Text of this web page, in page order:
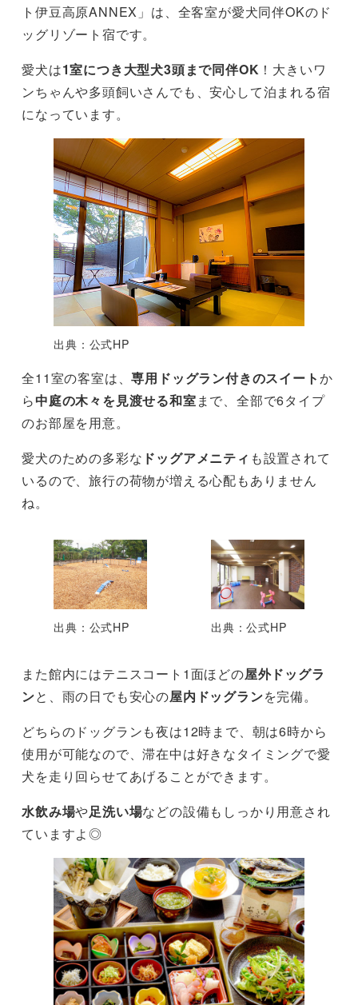
ト伊豆高原ANNEX」は、全客室が愛犬同伴OKのド
ッグリゾート宿です。
愛犬は1室につき大型犬3頭まで同伴OK ！大きいワ
ンちゃんや多頭飼いさんでも、安心して泊まれる宿
になっています。
出典：公式HP
全11室の客室は、専用ドッグラン付きのスイートか
ら中庭の木々を見渡せる和室まで、全部で6タイプ
のお部屋を用意。
愛犬のための多彩な ドッグアメニティ も設置されて
いるので、旅行の荷物が増える心配もありません
ね。
出典：公式HP 出典：公式HP
また館内にはテニスコート1面ほどの屋外ドッグラ
ンと、雨の日でも安心の屋内ドッグランを完備。
どちらのドッグランも夜は12時まで、朝は6時から
使用が可能なので、滞在中は好きなタイミングで愛
犬を走り回らせてあげることができます。
水飲み場や足洗い場などの設備もしっかり用意され
ていますよ◎